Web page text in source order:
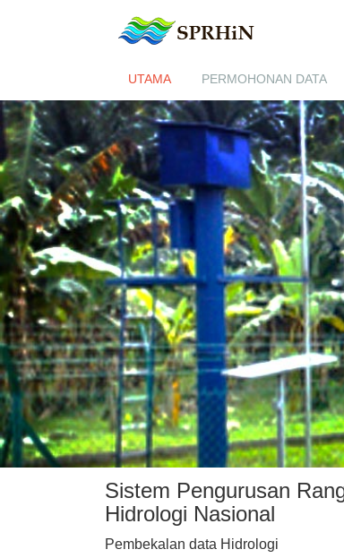
UTAMA PERMOHONAN DATA
Sistem Pengurusan
Hidrologi Nasional
Pembekalan data Hidrologi